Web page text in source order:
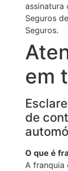
assinatura
Seguros
Seguros.
em
de
O que é
A